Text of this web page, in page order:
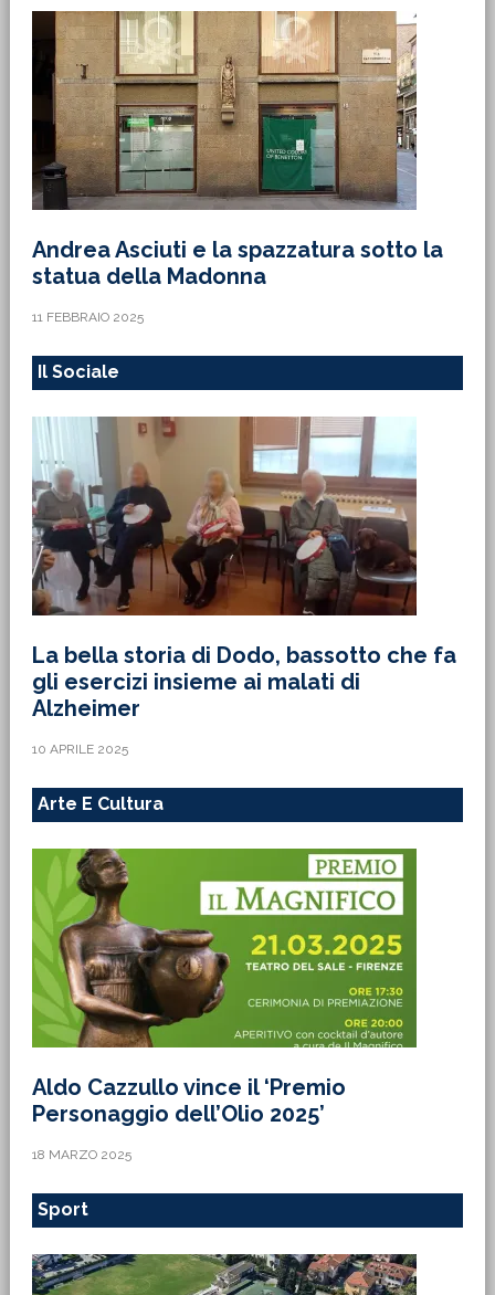
Andrea Asciuti e la spazzatura sotto la
statua della Madonna
11 FEBBRAIO 2025
Il Sociale
La bella storia di Dodo, bassotto che fa
gli esercizi insieme ai malati di
Alzheimer
10 APRILE 2025
Arte E Cultura
Aldo Cazzullo vince il ‘Premio
Personaggio dell’Olio 2025’
18 MARZO 2025
Sport